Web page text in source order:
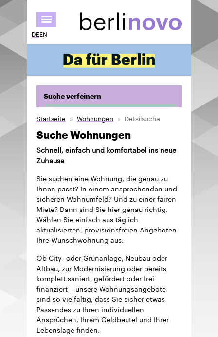
zum
Inhalt
DEEN
Suche verfeinern
Startseite Wohnungen Detailsuche
Suche Wohnungen
Schnell, einfach und komfortabel ins neue
Zuhause
Sie suchen eine Wohnung, die genau zu
Ihnen passt? In einem ansprechenden und
sicheren Wohnumfeld? Und zu einer fairen
Miete? Dann sind Sie hier genau richtig.
Wählen Sie einfach aus täglich
aktualisierten, provisionsfreien Angeboten
Ihre Wunschwohnung aus.
Ob City- oder Grünanlage, Neubau oder
Altbau, zur Modernisierung oder bereits
komplett saniert, gefördert oder frei
finanziert – unsere Wohnungsangebote
sind so vielfältig, dass Sie sicher etwas
Passendes zu Ihren individuellen
Ansprüchen, Ihrem Geldbeutel und Ihrer
Lebenslage finden.